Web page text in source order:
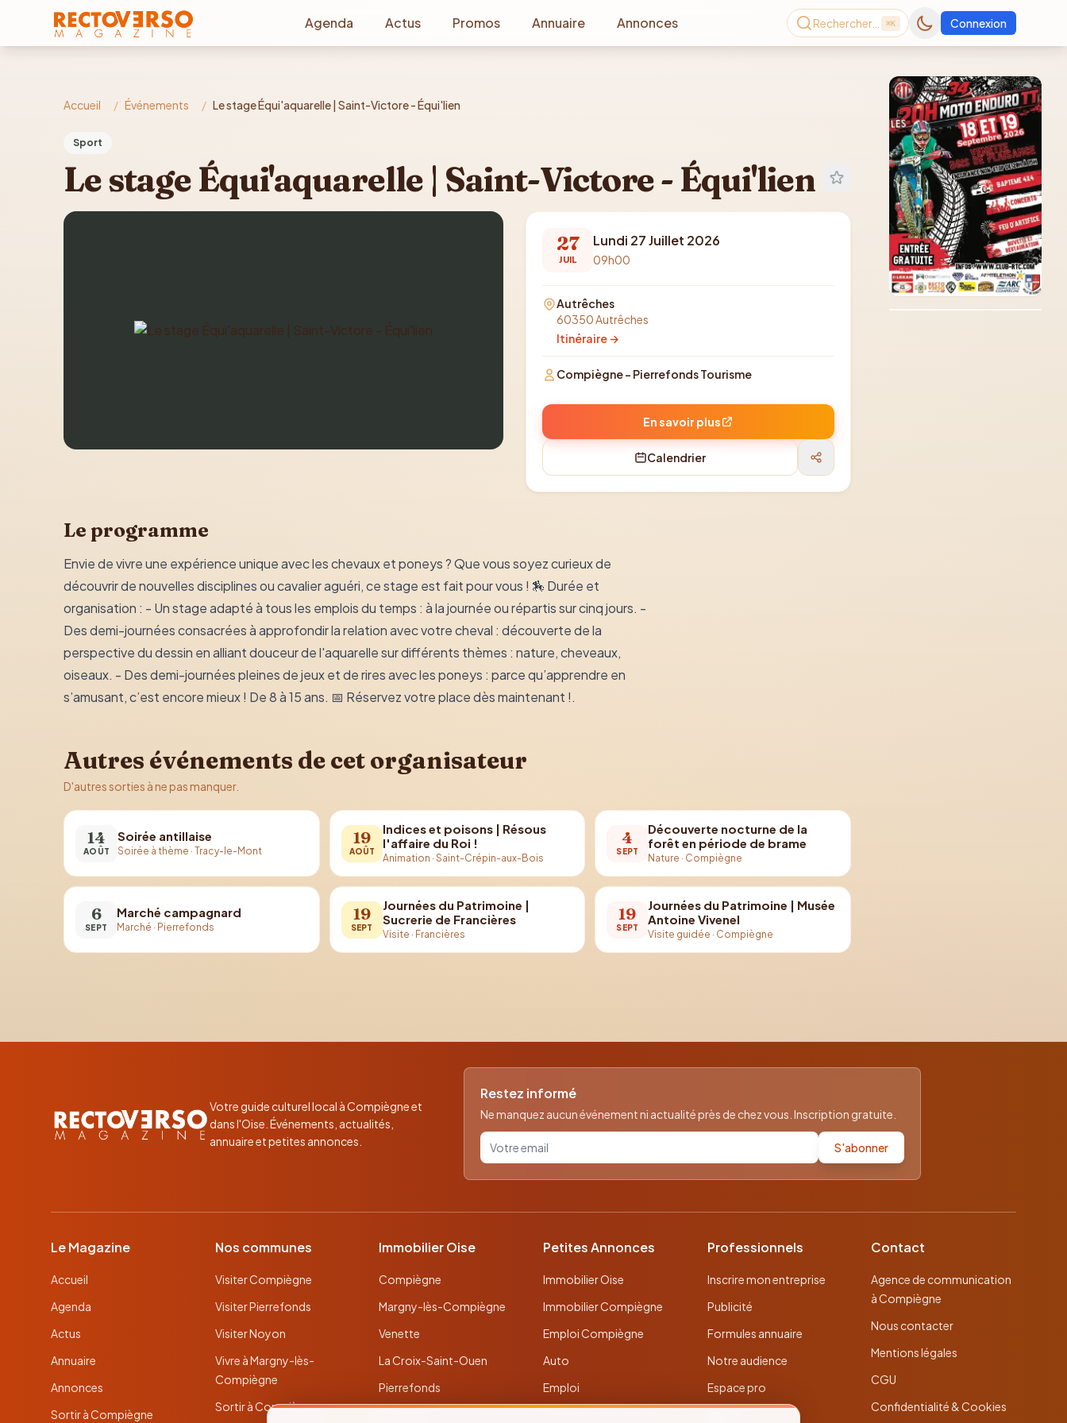
Aller au contenu principal
Agenda
Actus Promos Annuaire Annonces Rechercher… ⌘K Connexion
Accueil / Événements / Le stage Équi'aquarelle | Saint-Victore - Équi'lien
Sport
Le stage Équi'aquarelle | Saint-Victore - Équi'lien
27
JUIL
Lundi 27 Juillet 2026
09h00
Autrêches
60350 Autrêches
Itinéraire →
Compiègne - Pierrefonds Tourisme
En savoir plus
Calendrier
Le programme
Envie de vivre une expérience unique avec les chevaux et poneys ? Que vous soyez curieux de
découvrir de nouvelles disciplines ou cavalier aguéri, ce stage est fait pour vous ! 🏇 Durée et
organisation : - Un stage adapté à tous les emplois du temps : à la journée ou répartis sur cinq jours. -
Des demi-journées consacrées à approfondir la relation avec votre cheval : découverte de la
perspective du dessin en alliant douceur de l'aquarelle sur différents thèmes : nature, cheveaux,
oiseaux. - Des demi-journées pleines de jeux et de rires avec les poneys : parce qu’apprendre en
s’amusant, c’est encore mieux ! De 8 à 15 ans. 📅 Réservez votre place dès maintenant !.
Autres événements de cet organisateur
D'autres sorties à ne pas manquer.
14
AOÛT
Soirée antillaise
Soirée à thème · Tracy-le-Mont
19
AOÛT
Indices et poisons | Résous
l'affaire du Roi !
Animation · Saint-Crépin-aux-Bois
4
SEPT
Découverte nocturne de la
forêt en période de brame
Nature · Compiègne
6
SEPT
Marché campagnard
Marché · Pierrefonds
19
SEPT
Journées du Patrimoine |
Sucrerie de Francières
Visite · Francières
19
SEPT
Journées du Patrimoine | Musée
Antoine Vivenel
Visite guidée · Compiègne
Consultez le dernier
magazine en ligne
Août2026
Votre guide culturel local à Compiègne et
dans l'Oise. Événements, actualités,
annuaire et petites annonces.
Restez informé
Ne manquez aucun événement ni actualité près de chez vous. Inscription gratuite.
Votre email pour la newsletter S'abonner
Le Magazine
Accueil
Agenda
Actus
Annuaire
Annonces
Sortir à Compiègne
Nos communes
Visiter Compiègne
Visiter Pierrefonds
Visiter Noyon
Vivre à Margny-lès-
Compiègne
Sortir à Compiègne
Immobilier Oise
Compiègne
Margny-lès-Compiègne
Venette
La Croix-Saint-Ouen
Pierrefonds
Petites Annonces
Immobilier Oise
Immobilier Compiègne
Emploi Compiègne
Auto
Emploi
Professionnels
Inscrire mon entreprise
Publicité
Formules annuaire
Notre audience
Espace pro
Contact
Agence de communication
à Compiègne
Nous contacter
Mentions légales
CGU
Confidentialité & Cookies